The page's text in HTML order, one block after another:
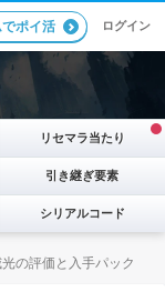
ポイ活 ログイン
リセマラ当たり
引き継ぎ要素
シリアルコード
の評価と入手パック